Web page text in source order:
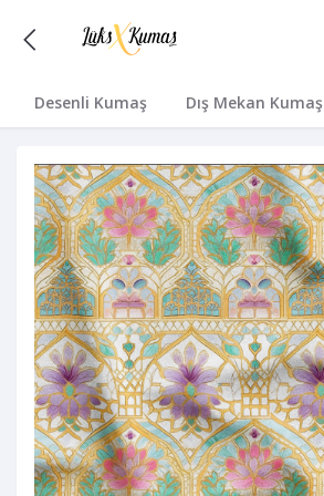
Desenli Kumaş Dış Mekan Kumaş